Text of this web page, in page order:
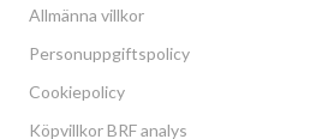
Allmänna villkor
Personuppgiftspolicy
Cookiepolicy
Köpvillkor BRF analys